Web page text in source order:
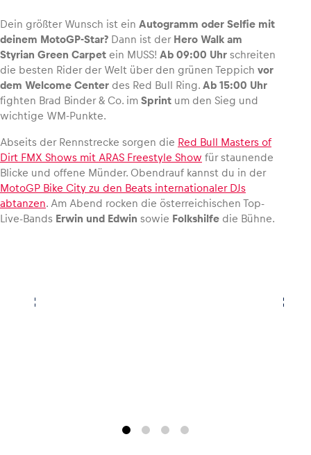
Dein größter Wunsch ist ein Autogramm oder Selfie mit
deinem MotoGP-Star? Dann ist der Hero Walk am
Styrian Green Carpet ein MUSS! Ab 09:00 Uhr schreiten
die besten Rider der Welt über den grünen Teppich vor
dem Welcome Center des Red Bull Ring. Ab 15:00 Uhr
fighten Brad Binder & Co. im Sprint um den Sieg und
wichtige WM-Punkte.
Abseits der Rennstrecke sorgen die Red Bull Masters of
Dirt FMX Shows mit ARAS Freestyle Show für staunende
Blicke und offene Münder. Obendrauf kannst du in der
MotoGP Bike City zu den Beats internationaler DJs
abtanzen. Am Abend rocken die österreichischen Top-
Live-Bands Erwin und Edwin sowie Folkshilfe die Bühne.